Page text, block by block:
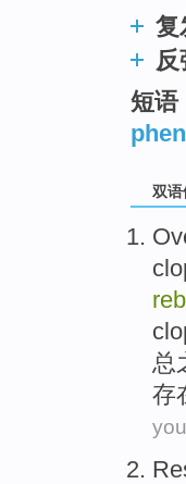
复
反
短语
双语
总
存